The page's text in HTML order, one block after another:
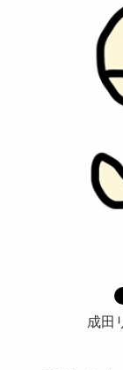
成田